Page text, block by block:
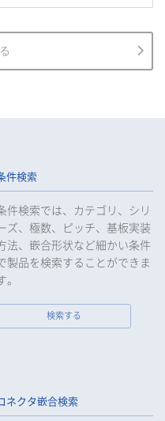
人情報の利用目的を通知又
いて、不正アクセス、漏え
個人データの管理のために
行います。
れるよう必要かつ適切な監
ている場合を除き、お客様
人の同意を得ることなく第
。
合を除き、第三者に個人デ
きは、法令で定められた確
す。
が発生した場合は、お客様
件検索
件検索では、カテゴリ、シリ
ズ、極数、ピッチ、基板実装
法、嵌合形状など細かい条件
製品を検索することができま
。
検索する
ネクタ嵌合検索